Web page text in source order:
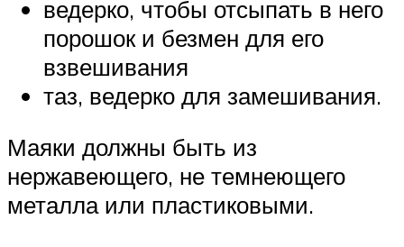
ведерко, чтобы отсыпать в него
порошок и безмен для его
взвешивания
таз, ведерко для замешивания.
Маяки должны быть из
нержавеющего, не темнеющего
металла или пластиковыми.